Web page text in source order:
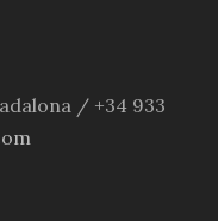
/ +34 933